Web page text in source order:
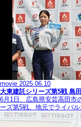
movie 2025.06.10
大東建託シリーズ第5戦 島
6月1日、広島県安芸高田市
ーズ第5戦。地元でライバ